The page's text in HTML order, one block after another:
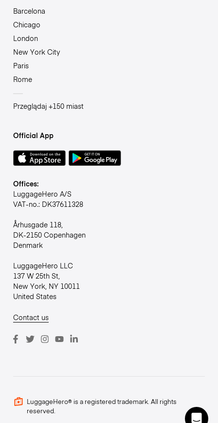
Barcelona
Chicago
London
New York City
Paris
Rome
Przeglądaj +150 miast
Official App
Offices:
LuggageHero A/S
VAT-no.: DK37611328
Århusgade 118,
DK-2150 Copenhagen
Denmark
LuggageHero LLC
137 W 25th St,
New York, NY 10011
United States
Contact us
LuggageHero® is a registered trademark. All rights
reserved.